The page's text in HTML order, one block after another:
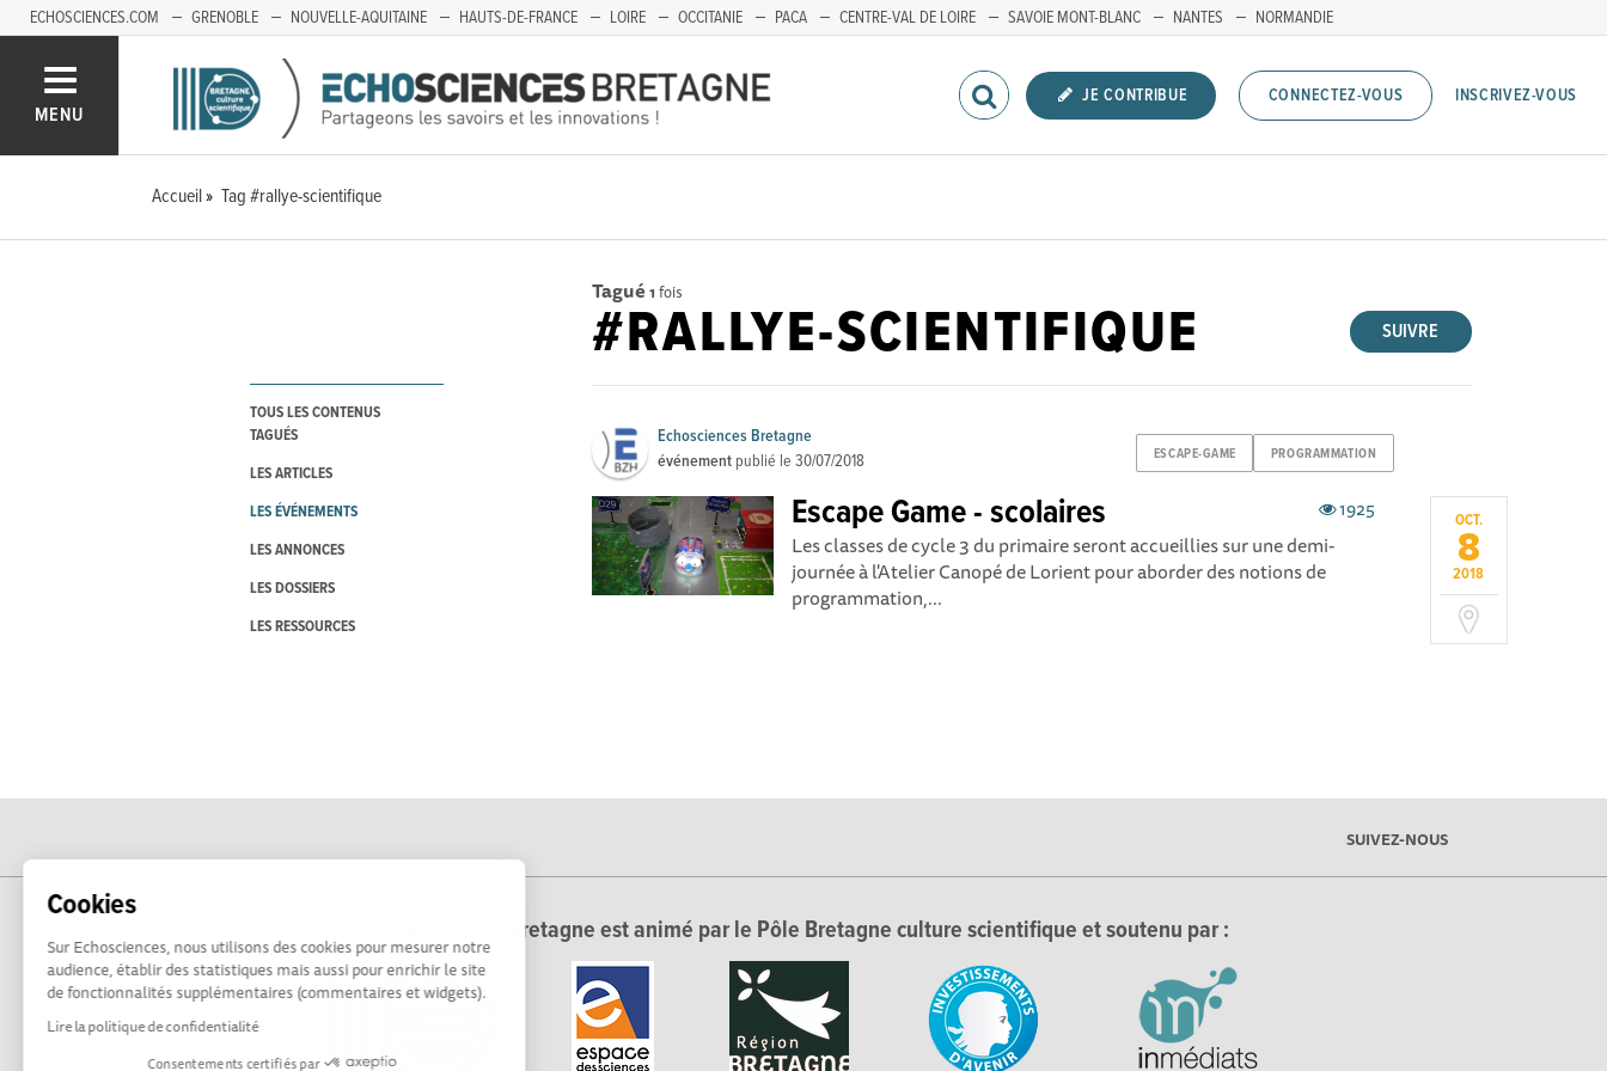
Cookies
Sur Echosciences, nous utilisons des cookies pour mesurer notre
audience, établir des statistiques mais aussi pour enrichir le site
de fonctionnalités supplémentaires (commentaires et widgets).
Lire la politique de confidentialité
Consentements certifiés par
ECHOSCIENCES.COM GRENOBLE NOUVELLE-AQUITAINE HAUTS-DE-FRANCE LOIRE OCCITANIE PACA CENTRE-VAL DE LOIRE SAVOIE MONT-BLANC NANTES NORMANDIE
MENU
JE CONTRIBUE CONNECTEZ-VOUS INSCRIVEZ-VOUS
Accueil Tag #rallye-scientifique
TOUS LES CONTENUS
TAGUÉS
LES ARTICLES
LES ÉVÉNEMENTS
LES ANNONCES
LES DOSSIERS
LES RESSOURCES
Tagué 1 fois
SUIVRE
#RALLYE-SCIENTIFIQUE
ESCAPE-GAME PROGRAMMATION
Echosciences Bretagne
événement publié le30/07/2018
OCT.
8
2018
1925
Escape Game - scolaires
Les classes de cycle 3 du primaire seront accueillies sur une demi-
journée à l'Atelier Canopé de Lorient pour aborder des notions de
programmation,...
SUIVEZ-NOUS
Echosciences Bretagne est animé par le Pôle Bretagne culture scientifique et soutenu par :